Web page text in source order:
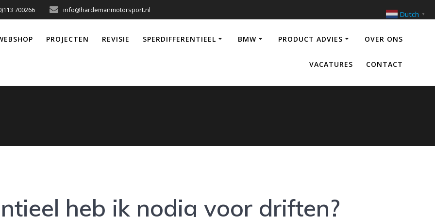
700266 info@hardemanmotorsport.nl
PROJECTEN REVISIE SPERDIFFERENTIEEL BMW PRODUCT ADVIES OVER ONS
VACATURES CONTACT
heb ik nodig voor driften?
Dutch ▼